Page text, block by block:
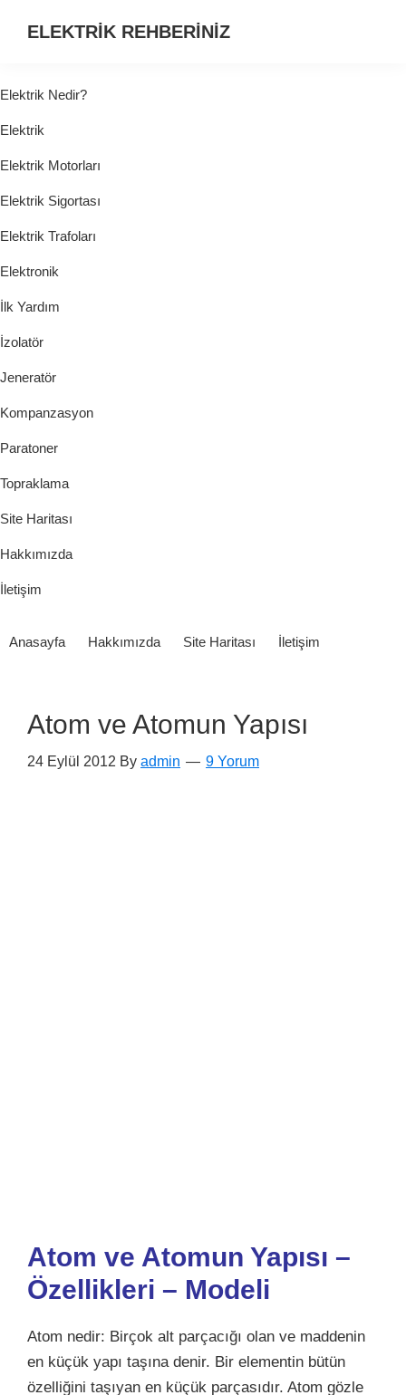
ELEKTRİK REHBERİNİZ
HER
ŞEY...
Elektrik Nedir?
Elektrik
Elektrik Motorları
Elektrik Sigortası
Elektrik Trafoları
Elektronik
İlk Yardım
İzolatör
Jeneratör
Kompanzasyon
Paratoner
Topraklama
Site Haritası
Hakkımızda
İletişim
Anasayfa Hakkımızda Site Haritası İletişim
Atom ve Atomun Yapısı
24 Eylül 2012 By admin 9 Yorum
Atom ve Atomun Yapısı –
Özellikleri – Modeli
Atom nedir: Birçok alt parçacığı olan ve maddenin
en küçük yapı taşına denir. Bir elementin bütün
özelliğini taşıyan en küçük parçasıdır. Atom gözle